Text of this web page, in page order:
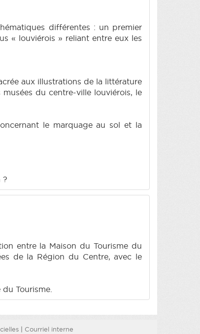
différentes : un premier
« louviérois » reliant entre eux les
aux illustrations de la littérature
du centre-ville louviérois, le
le marquage au sol et la
?
entre la Maison du Tourisme du
de la Région du Centre, avec le
Tourisme.
| Courriel interne